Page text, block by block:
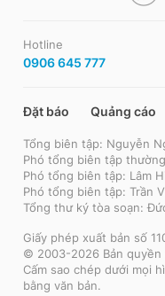
Hotline
0906 645 777
Đặt báo Quảng cáo
Tổng biên tập: Nguyễn
Phó tổng biên tập
Phó tổng biên tập: Lâm
Phó tổng biên tập: Trần
Tổng thư ký tòa soạn:
Giấy phép xuất bản số
© 2003-2026 Bản quyền
Cấm sao chép dưới mọi
bằng văn bản.